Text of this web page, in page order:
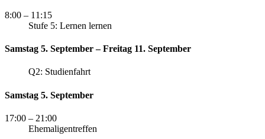
8:00 – 11:15
Stufe 5: Lernen lernen
Samstag 5. September – Freitag 11. September
Q2: Studienfahrt
Samstag 5. September
17:00 – 21:00
Ehemaligentreffen